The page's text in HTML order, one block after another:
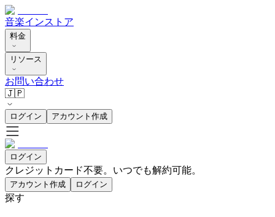
音楽インストア
料金
リソース
お問い合わせ
🇯🇵
ログイン アカウント作成
ログイン
クレジットカード不要。いつでも解約可能。
アカウント作成 ログイン
探す